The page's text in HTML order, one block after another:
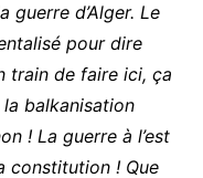
guerre d’Alger. Le
pour dire
train de faire ici, ça
balkanisation
! La guerre à l’est
constitution ! Que